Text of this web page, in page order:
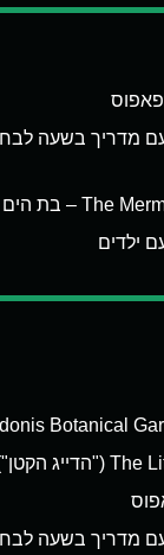
ילדים